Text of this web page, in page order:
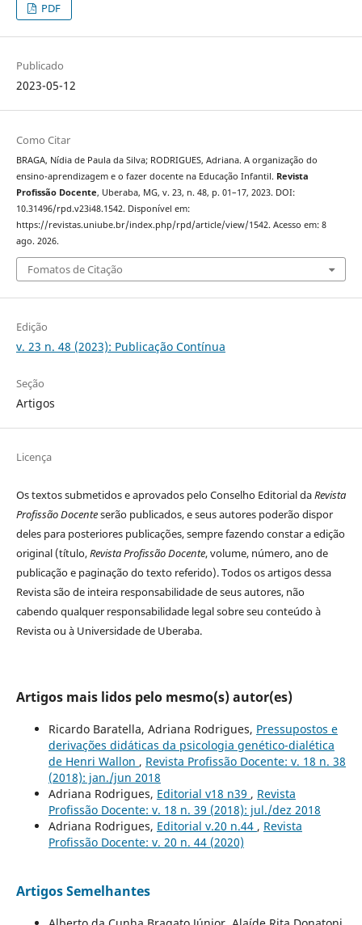
PDF
Publicado
2023-05-12
Como Citar
BRAGA, Nídia de Paula da Silva; RODRIGUES, Adriana. A organização do
ensino-aprendizagem e o fazer docente na Educação Infantil. Revista
Profissão Docente, Uberaba, MG, v. 23, n. 48, p. 01–17, 2023. DOI:
10.31496/rpd.v23i48.1542. Disponível em:
https://revistas.uniube.br/index.php/rpd/article/view/1542. Acesso em: 8
ago. 2026.
Fomatos de Citação
Edição
v. 23 n. 48 (2023): Publicação Contínua
Seção
Artigos
Licença
Os textos submetidos e aprovados pelo Conselho Editorial daRevista
Profissão Docenteserão publicados, e seus autores poderão dispor
deles para posteriores publicações, sempre fazendo constar a edição
original (título,Revista Profissão Docente, volume, número, ano de
publicação e paginação do texto referido). Todos os artigos dessa
Revista são de inteira responsabilidade de seus autores, não
cabendo qualquer responsabilidade legal sobre seu conteúdo à
Revista ou à Universidade de Uberaba.
Artigos mais lidos pelo mesmo(s) autor(es)
Ricardo Baratella, Adriana Rodrigues, Pressupostos e
derivações didáticas da psicologia genético-dialética
de Henri Wallon , Revista Profissão Docente: v. 18 n. 38
(2018): jan./jun 2018
Adriana Rodrigues, Editorial v18 n39 , Revista
Profissão Docente: v. 18 n. 39 (2018): jul./dez 2018
Adriana Rodrigues, Editorial v.20 n.44 , Revista
Profissão Docente: v. 20 n. 44 (2020)
Artigos Semelhantes